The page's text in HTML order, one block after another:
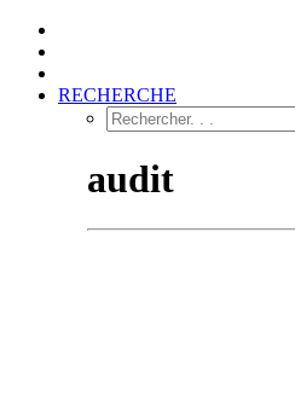
RECHERCHE
audit